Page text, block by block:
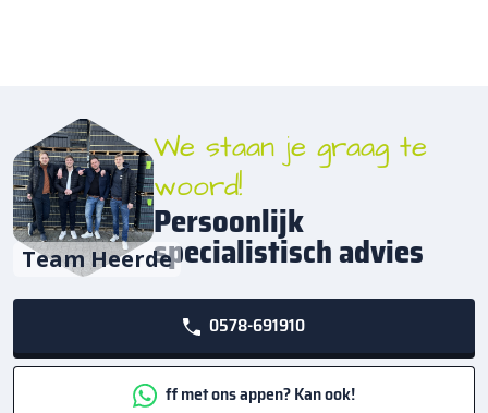
Team Heerde
We staan je graag te
woord!
Persoonlijk
specialistisch advies
0578-691910
ff met ons appen? Kan ook!